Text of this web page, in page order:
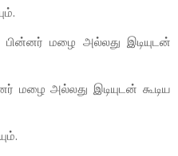
பின்னர் மழை அல்லது இடியுடன்
மழை அல்லது இடியுடன் கூடிய